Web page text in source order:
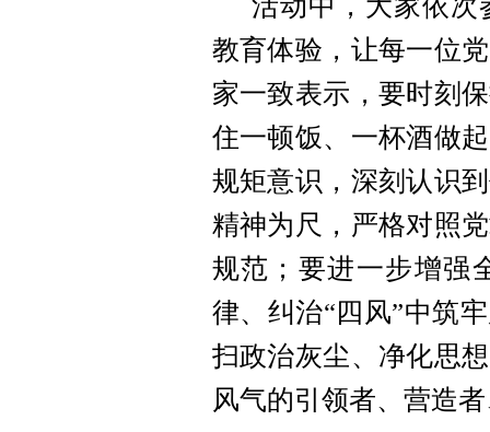
教育体验，让每一位
家一致表示，要时刻
住一顿饭、一杯酒做
规矩意识，深刻认识
精神为尺，严格对照
规范；要进一步增强
律、纠治“四风”中筑
扫政治灰尘、净化思
风气的引领者、营造